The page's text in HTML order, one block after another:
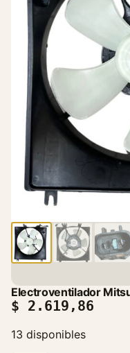
Electroventilador
$ 2.619,86
13 disponibles